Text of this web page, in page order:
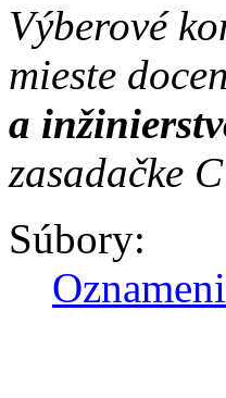
Výberové
mieste
a
zasadačke
Súbory: